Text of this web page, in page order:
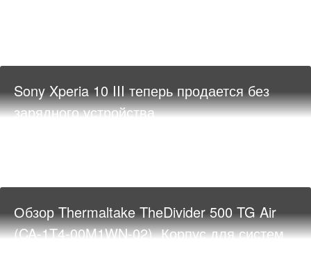
Sony Xperia 10 III теперь продается без
зарядного устройства
Обзор Thermaltake TheDivider 500 TG Air
(CA-1T4-00M1WN-02). Корпус для систем